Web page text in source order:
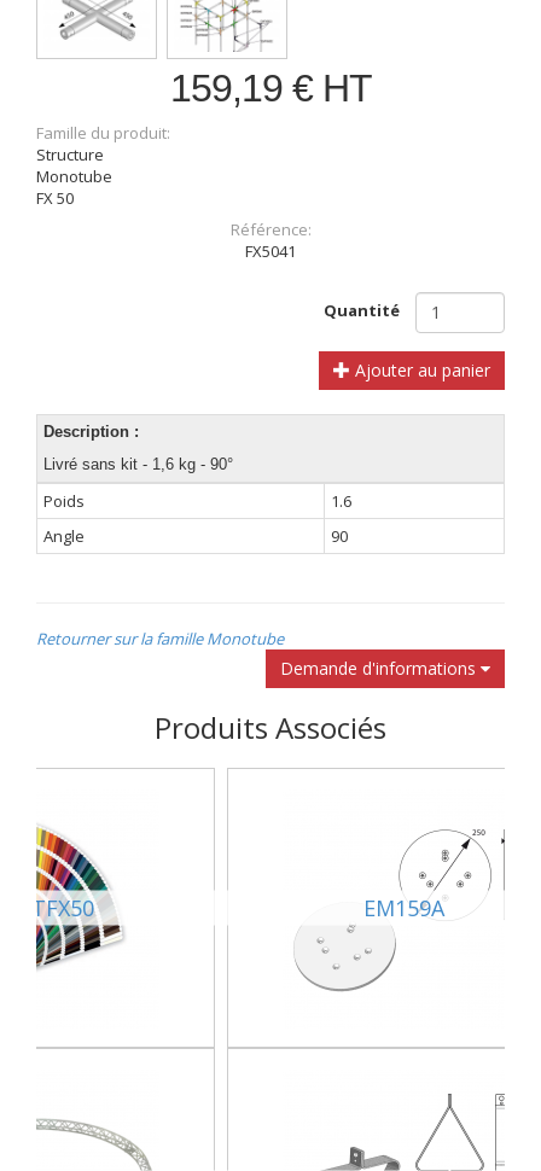
159,19 € HT
Famille du produit:
Structure
Monotube
FX 50
Référence:
FX5041
Quantité
Ajouter au panier
Description :
Livré sans kit - 1,6 kg - 90°
Poids
1.6
Angle
90
Retourner sur la famille Monotube
Demande d'informations
Produits Associés
EM159A